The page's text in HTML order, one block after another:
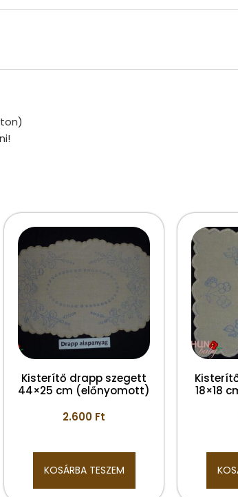
Kisterítő drapp szegett
44×25 cm (előnyomott)
2.600 Ft
KOSÁRBA TESZEM
18×18